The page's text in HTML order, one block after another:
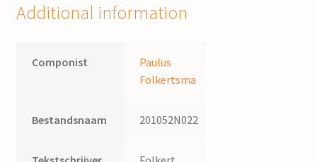
quantity
Additional information
Componist
Paulus
Folkertsma
Bestandsnaam 201052N022